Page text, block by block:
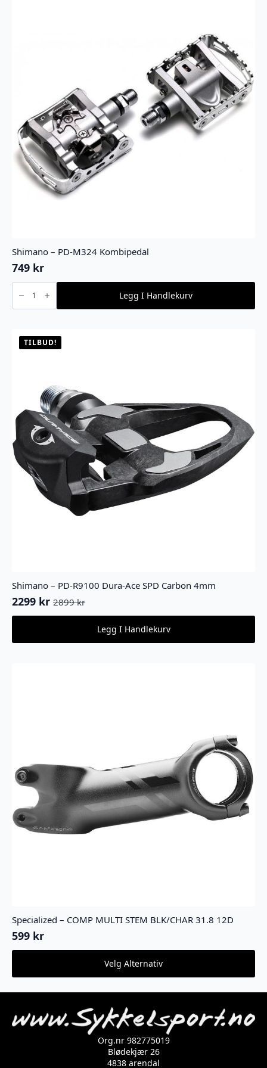
Shimano – PD-M324 Kombipedal
749 kr
Shimano
PD-
M324
Legg I Handlekurv
TILBUD!
Shimano – PD-R9100 Dura-Ace SPD Carbon 4mm
2899kr
Opprinnelig
pris
2899 kr.
2299 kr
Nåværende
pris
2299 kr.
Legg I Handlekurv
Specialized – COMP MULTI STEM BLK/CHAR 31.8 12D
599 kr
Velg Alternativ
Dette
har
Alternativene
kan
Org.nr 982775019
Blødekjær 26
4838 arendal